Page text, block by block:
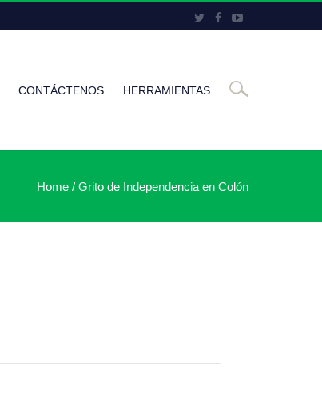
CONTÁCTENOS HERRAMIENTAS
Home / Grito de Independencia en Colón